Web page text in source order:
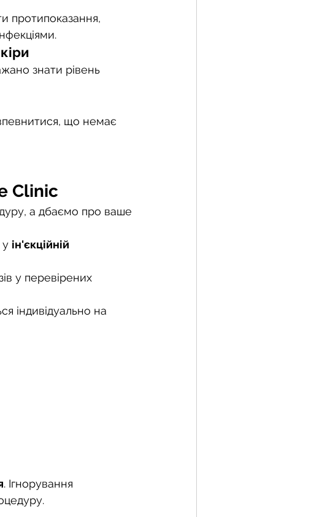
протипоказання,
знати рівень
що немає
Clinic
а дбаємо про ваше
у ін'єкційній
у перевірених
індивідуально на
. Ігнорування